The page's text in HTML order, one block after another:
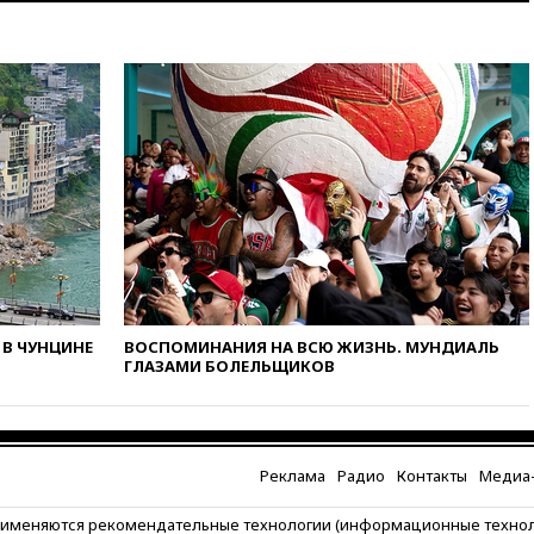
киберкомандование США
17:00Сняты ограничения на
полеты в аэропорту
Геленджика
16:50В Братиславе загорелся
крупнейший НПЗ Slovnaft
16:45«Яблоко» подаст иск к
депутату Госдумы Алексею
Журавлеву
16:35
Мельникова и еще
шесть гимнастов сборной
России не получили визы на
ЧЕ
16:16Движение по
Крымскому мосту
перекрывали второй раз за
день
16:00Создатели пирамиды
ЧУНЦИНЕ
ВОСПОМИНАНИЯ НА ВСЮ ЖИЗНЬ. МУНДИАЛЬ
ГЛАЗАМИ БОЛЕЛЬЩИКОВ
Реклама Радио Контакты
рекомендательные технологии (информационные